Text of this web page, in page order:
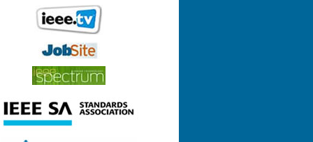
3 (23-06-2021)
1 (22-04-2021)
9 (21-12-2020)
8 (26-11-2020)